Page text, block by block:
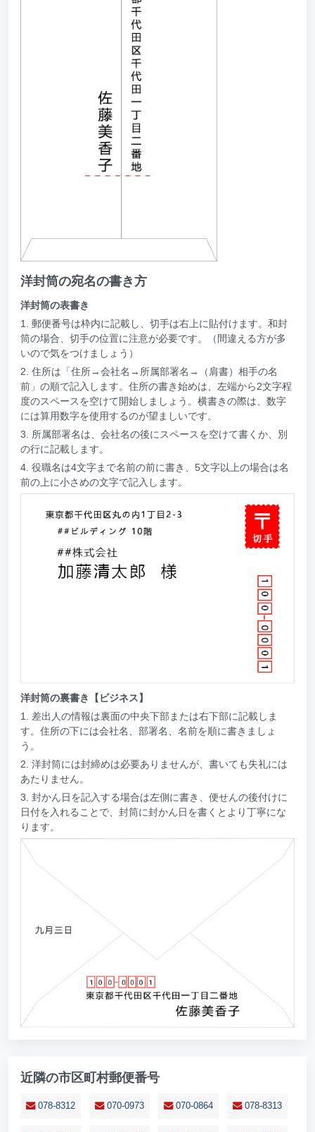
洋封筒の宛名の書き方
洋封筒の表書き
1. 郵便番号は枠内に記載し、切手は右上に貼付けます。和封
筒の場合、切手の位置に注意が必要です。（間違える方が多
いので気をつけましょう）
2. 住所は「住所→会社名→所属部署名→（肩書）相手の名
前」の順で記入します。住所の書き始めは、左端から2文字程
度のスペースを空けて開始しましょう。横書きの際は、数字
には算用数字を使用するのが望ましいです。
3. 所属部署名は、会社名の後にスペースを空けて書くか、別
の行に記載します。
4. 役職名は4文字まで名前の前に書き、5文字以上の場合は名
前の上に小さめの文字で記入します。
洋封筒の裏書き【ビジネス】
1. 差出人の情報は裏面の中央下部または右下部に記載しま
す。住所の下には会社名、部署名、名前を順に書きましょ
う。
2. 洋封筒には封締めは必要ありませんが、書いても失礼には
あたりません。
3. 封かん日を記入する場合は左側に書き、便せんの後付けに
日付を入れることで、封筒に封かん日を書くとより丁寧にな
ります。
近隣の市区町村郵便番号
078-8312 070-0973 070-0864 078-8313